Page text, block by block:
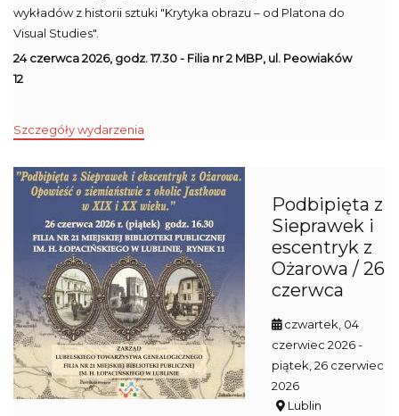
wykładów z historii sztuki "Krytyka obrazu – od Platona do
Visual Studies".
24 czerwca 2026, godz. 17.30 - Filia nr 2 MBP, ul. Peowiaków
12
Szczegóły wydarzenia
Podbipięta z
Sieprawek i
escentryk z
Ożarowa / 26
czerwca
czwartek, 04
czerwiec 2026-
piątek, 26 czerwiec
2026
Lublin